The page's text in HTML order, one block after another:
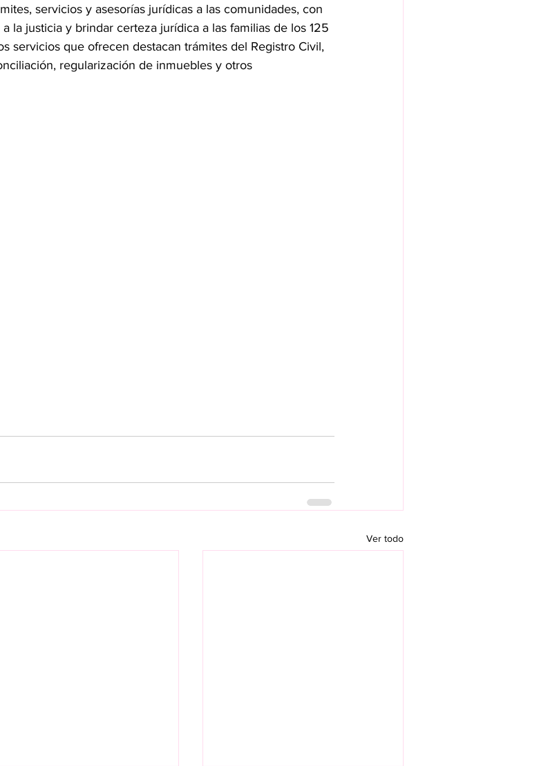
servicios y asesorías jurídicas a las comunidades, con
la justicia y brindar certeza jurídica a las familias de los 125
servicios que ofrecen destacan trámites del Registro Civil,
regularización de inmuebles y otros
Ver todo